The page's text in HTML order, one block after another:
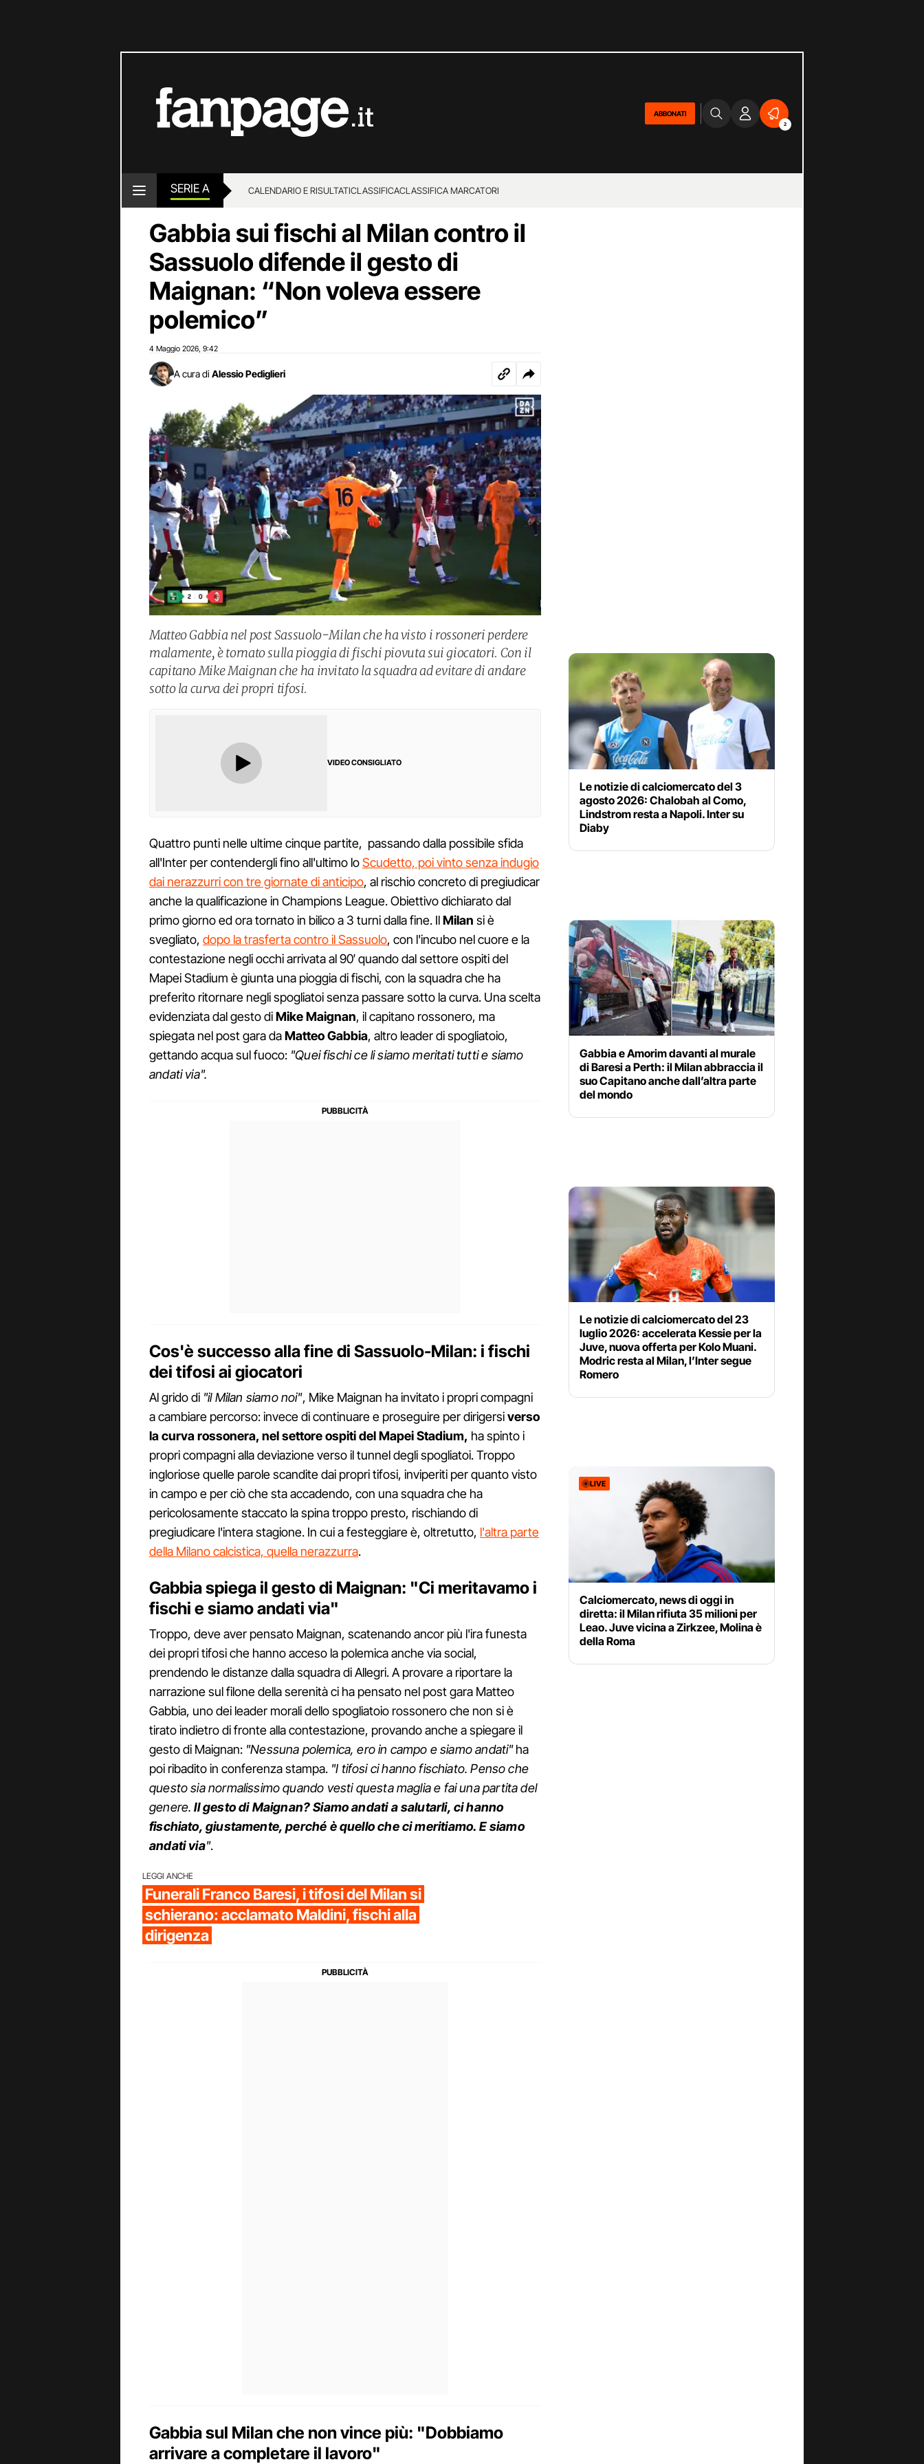
ABBONATI
2
SERIE A CALENDARIO E RISULTATICLASSIFICACLASSIFICA MARCATORI
Gabbia sui fischi al Milan contro il
Sassuolo difende il gesto di
Maignan: “Non voleva essere
polemico”
4 Maggio 2026 9:42
A cura di Alessio Pediglieri
Matteo Gabbia nel post Sassuolo-Milan che ha visto i rossoneri perdere
malamente, è tornato sulla pioggia di fischi piovuta sui giocatori. Con il
capitano Mike Maignan che ha invitato la squadra ad evitare di andare
sotto la curva dei propri tifosi.
VIDEO CONSIGLIATO
Quattro punti nelle ultime cinque partite, passando dalla possibile sfida
all'Inter per contendergli fino all'ultimo loScudetto, poi vinto senza indugio
dai nerazzurri con tre giornate di anticipo, al rischio concreto di pregiudicar
anche la qualificazione in Champions League. Obiettivo dichiarato dal
primo giorno ed ora tornato in bilico a 3 turni dalla fine. IlMilan si è
svegliato, dopo la trasferta contro il Sassuolo, con l'incubo nel cuore e la
contestazione negli occhi arrivata al 90′ quando dal settore ospiti del
Mapei Stadium è giunta una pioggia di fischi, con la squadra che ha
preferito ritornare negli spogliatoi senza passare sotto la curva. Una scelta
evidenziata dal gesto diMike Maignan, il capitano rossonero, ma
spiegata nel post gara daMatteo Gabbia, altro leader di spogliatoio,
gettando acqua sul fuoco: "Quei fischi ce li siamo meritati tutti e siamo
andati via".
Cos'è successo alla fine di Sassuolo-Milan: i fischi
dei tifosi ai giocatori
Al grido di "il Milan siamo noi", Mike Maignan ha invitato i propri compagni
a cambiare percorso: invece di continuare e proseguire per dirigersiverso
la curva rossonera, nel settore ospiti del Mapei Stadium, ha spinto i
propri compagni alla deviazione verso il tunnel degli spogliatoi. Troppo
ingloriose quelle parole scandite dai propri tifosi, inviperiti per quanto visto
in campo e per ciò che sta accadendo, con una squadra che ha
pericolosamente staccato la spina troppo presto, rischiando di
pregiudicare l'intera stagione. In cui a festeggiare è, oltretutto, l'altra parte
della Milano calcistica, quella nerazzurra.
Gabbia spiega il gesto di Maignan: "Ci meritavamo i
fischi e siamo andati via"
Troppo, deve aver pensato Maignan, scatenando ancor più l'ira funesta
dei propri tifosi che hanno acceso la polemica anche via social,
prendendo le distanze dalla squadra di Allegri. A provare a riportare la
narrazione sul filone della serenità ci ha pensato nel post gara Matteo
Gabbia, uno dei leader morali dello spogliatoio rossonero che non si è
tirato indietro di fronte alla contestazione, provando anche a spiegare il
gesto di Maignan: "Nessuna polemica, ero in campo e siamo andati"ha
poi ribadito in conferenza stampa. "I tifosi ci hanno fischiato. Penso che
questo sia normalissimo quando vesti questa maglia e fai una partita del
genere.Il gesto di Maignan? Siamo andati a salutarli, ci hanno
fischiato, giustamente, perché è quello che ci meritiamo. E siamo
andati via".
LEGGI ANCHE
Funerali Franco Baresi, i tifosi del Milan si
schierano: acclamato Maldini, fischi alla
dirigenza
Gabbia sul Milan che non vince più: "Dobbiamo
arrivare a completare il lavoro"
Le notizie di calciomercato del 3
agosto 2026: Chalobah al Como,
Lindstrom resta a Napoli. Inter su
Diaby
Gabbia e Amorim davanti al murale
di Baresi a Perth: il Milan abbraccia il
suo Capitano anche dall’altra parte
del mondo
Le notizie di calciomercato del 23
luglio 2026: accelerata Kessie per la
Juve, nuova offerta per Kolo Muani.
Modric resta al Milan, l’Inter segue
Romero
LIVE
Calciomercato, news di oggi in
diretta: il Milan rifiuta 35 milioni per
Leao. Juve vicina a Zirkzee, Molina è
della Roma